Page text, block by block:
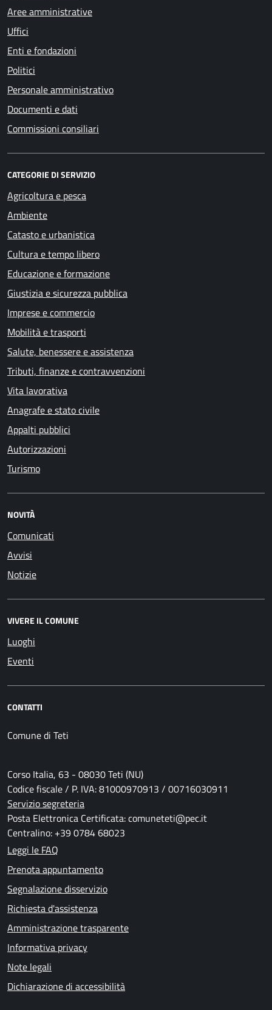
Aree amministrative
Uffici
Enti e fondazioni
Politici
Personale amministrativo
Documenti e dati
Commissioni consiliari
CATEGORIE DI SERVIZIO
Agricoltura e pesca
Ambiente
Catasto e urbanistica
Cultura e tempo libero
Educazione e formazione
Giustizia e sicurezza pubblica
Imprese e commercio
Mobilità e trasporti
Salute, benessere e assistenza
Tributi, finanze e contravvenzioni
Vita lavorativa
Anagrafe e stato civile
Appalti pubblici
Autorizzazioni
Turismo
NOVITÀ
Comunicati
Avvisi
Notizie
VIVERE IL COMUNE
Luoghi
Eventi
CONTATTI
Comune di Teti
Corso Italia, 63 - 08030 Teti (NU)
Codice fiscale / P. IVA: 81000970913 / 00716030911
Servizio segreteria
Posta Elettronica Certificata: comuneteti@pec.it
Centralino: +39 0784 68023
Leggi le FAQ
Prenota appuntamento
Segnalazione disservizio
Richiesta d'assistenza
Amministrazione trasparente
Informativa privacy
Note legali
Dichiarazione di accessibilità